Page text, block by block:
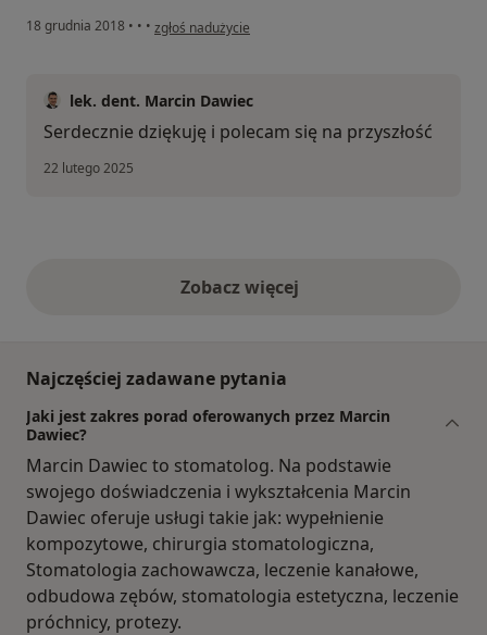
18 grudnia 2018 • • • w opinii użytkownika Konto zostało usunięte
zgłoś nadużycie
lek. dent. Marcin Dawiec
Serdecznie dziękuję i polecam się na przyszłość
22 lutego 2025
Zobacz więcejopinie powyżej
Najczęściej zadawane pytania
Jaki jest zakres porad oferowanych przez Marcin
Dawiec?
Marcin Dawiec to stomatolog. Na podstawie
swojego doświadczenia i wykształcenia Marcin
Dawiec oferuje usługi takie jak: wypełnienie
kompozytowe, chirurgia stomatologiczna,
Stomatologia zachowawcza, leczenie kanałowe,
odbudowa zębów, stomatologia estetyczna, leczenie
próchnicy, protezy.